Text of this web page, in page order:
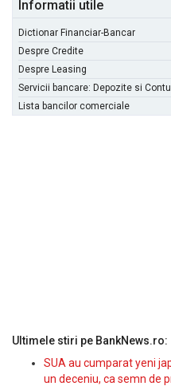
Informatii utile
Dictionar Financiar-Bancar
Despre Credite
Despre Leasing
Servicii bancare: Depozite si
Lista bancilor comerciale
Ultimele stiri pe BankNews.ro:
SUA au cumparat yeni
un deceniu, ca semn de